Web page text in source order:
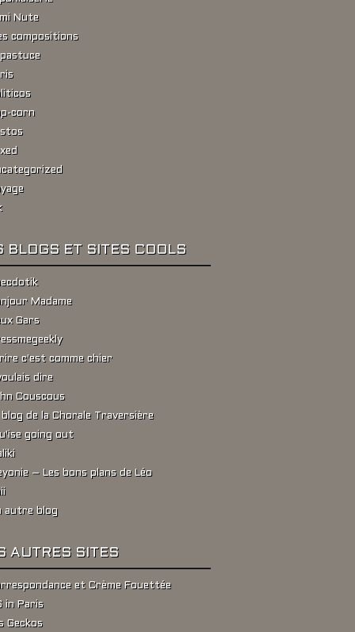
Nute
compositions
corn
BLOGS ET SITES COOLS
Madame
Gars
c'est comme chier
dire
Couscous
blog de la Chorale Traversière
going out
– Les bons plans de Léo
autre blog
AUTRES SITES
et Crème Fouettée
in Paris
Geckos